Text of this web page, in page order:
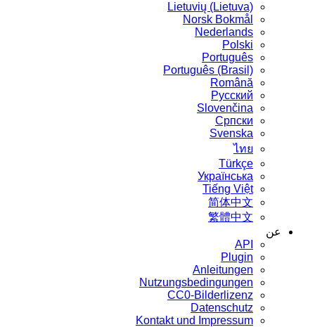
Lietuvių (Lietuva)
‪Norsk Bokmål‬
Nederlands
Polski
Português
Português (Brasil)
Română
Русский
Slovenčina
Српски
Svenska
ไทย
Türkçe
Українська
Tiếng Việt
简体中文
繁體中文
عن
API
Plugin
Anleitungen
Nutzungsbedingungen
CC0-Bilderlizenz
Datenschutz
Kontakt und Impressum